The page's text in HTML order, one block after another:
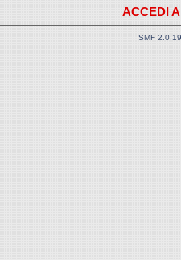
ACCEDI
SMF 2.0.19